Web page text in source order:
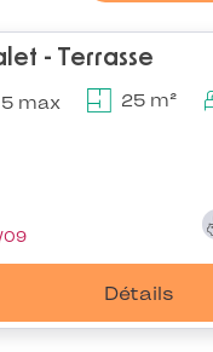
- Terrasse
5 max 25 m²
Détails
09